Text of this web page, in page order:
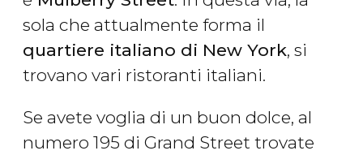
sola che attualmente forma il
quartiere italiano di New York, si
trovano vari ristoranti italiani.
Se avete voglia di un buon dolce, al
numero 195 di Grand Street trovate